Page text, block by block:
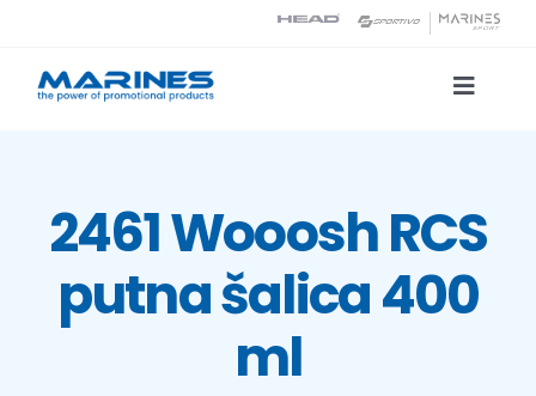
content
Toggle
Tehnologije tiska
O nama
2461 Wooosh RCS
putna šalica 400
ml